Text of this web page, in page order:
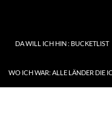
DA WILL ICH HIN : BUCKETLIST
WO ICH WAR: ALLE LÄNDER DIE